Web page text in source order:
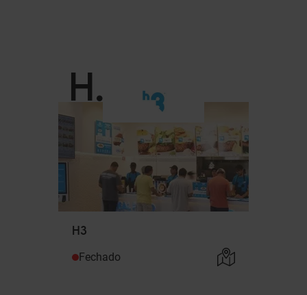
H.
H3
Fechado